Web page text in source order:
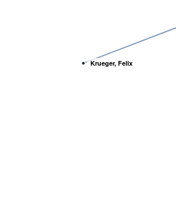
Krueger, Felix